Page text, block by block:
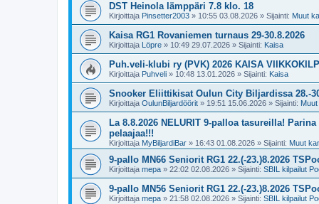
DST Heinola lämppäri 7.8 klo. 18
Kirjoittaja Pinsetter2003 » 10:55 03.08.2026 » Sijainti: Muut
Kaisa RG1 Rovaniemen turnaus 29-30.8.2026
Kirjoittaja Löpre » 10:49 29.07.2026 » Sijainti: Kaisa
Puh.veli-klubi ry (PVK) 2026 KAISA
Kirjoittaja Puhveli » 10:48 13.01.2026 » Sijainti: Kaisa
Snooker Eliittikisat Oulun City Biljardissa 28.-
Kirjoittaja OulunBiljardöörit » 19:51 15.06.2026 » Sijainti:
La 8.8.2026 NELURIT 9-palloa tasureilla!
pelaajaa!!!
Kirjoittaja MyBiljardiBar » 16:43 01.08.2026 » Sijainti: Muut
9-pallo MN66 Seniorit RG1 22.(-23.)8.2026
Kirjoittaja mepa » 22:02 02.08.2026 » Sijainti: SBIL kilpailut
9-pallo MN56 Seniorit RG1 22.(-23.)8.2026
Kirjoittaja mepa » 21:58 02.08.2026 » Sijainti: SBIL kilpailut